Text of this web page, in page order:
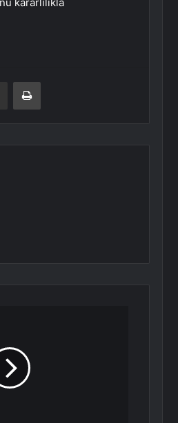
E-Posta ile paylaş Yazdır